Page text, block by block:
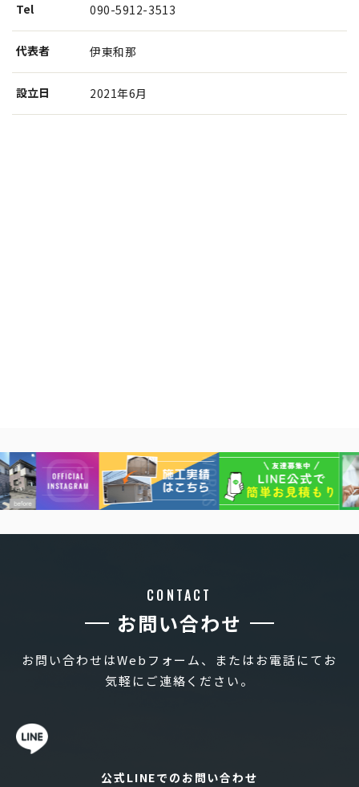
Tel 090-5912-3513
代表者 伊東和那
設⽴⽇ 2021年6月
CONTACT
お問い合わせ
お問い合わせはWebフォーム、またはお電話にてお
気軽にご連絡ください。
公式LINEでのお問い合わせ